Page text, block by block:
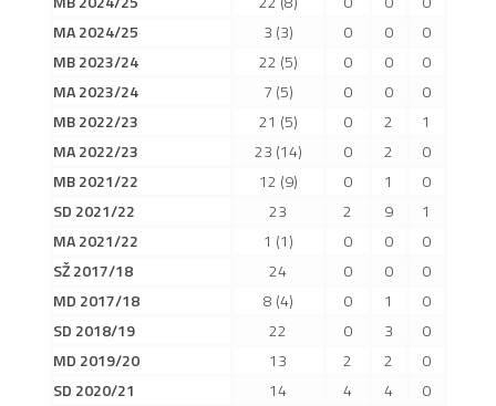
2019/20
2017/18
2014/15
2015/16
2016/17
B tým
Zápasy MB 2026/27
Realizační tým
MA 2024/25
3 (3) 0 0
0
MB 2023/24
22 (5) 0 0
0
MA 2023/24
7 (5) 0 0
0
MB 2022/23
21 (5) 0 2
1
MA 2022/23
23 (14) 0 2
0
MB 2021/22
12 (9) 0 1
0
SD 2021/22
23 2 9
1
MA 2021/22
1 (1) 0 0
0
SŽ 2017/18
24 0 0
0
MD 2017/18
8 (4) 0 1
0
SD 2018/19
22 0 3
0
MD 2019/20
13 2 2
0
SD 2020/21
14 4 4
0